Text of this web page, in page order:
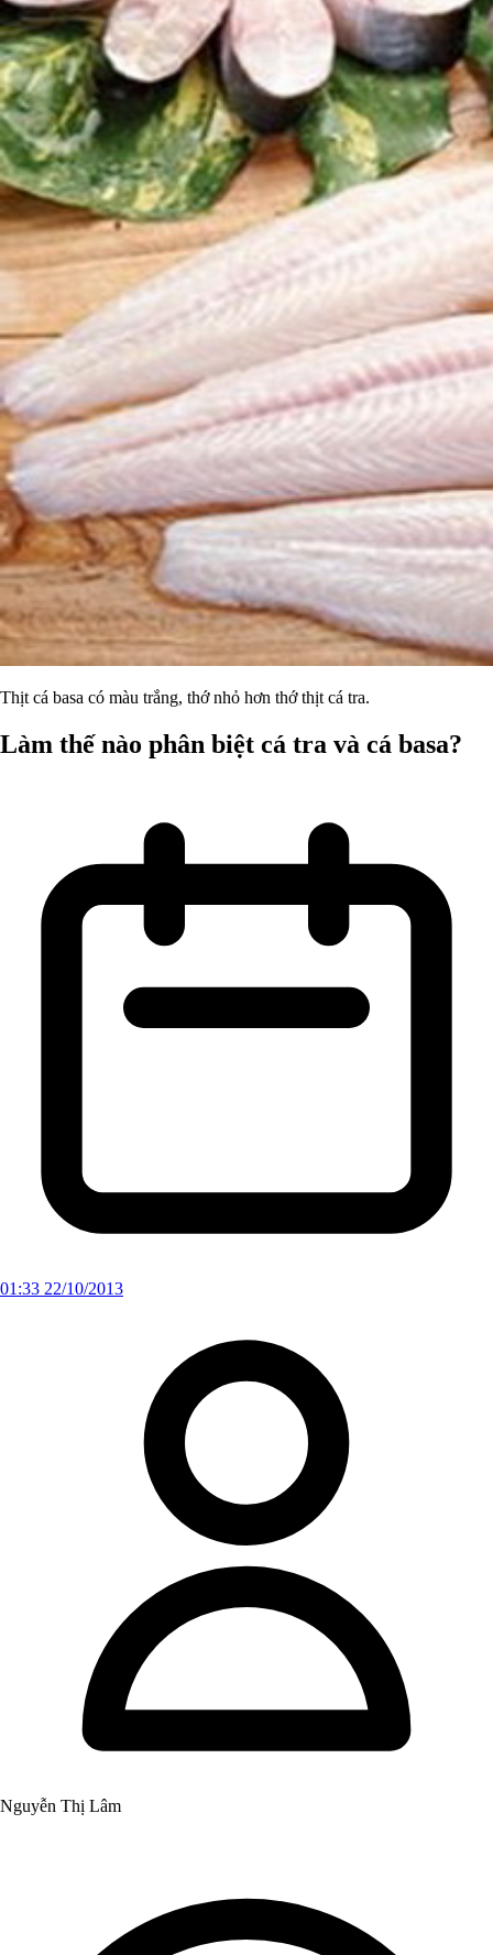
Thịt cá basa có màu trắng, thớ nhỏ hơn thớ thịt cá tra.
Làm thế nào phân biệt cá tra và cá basa?
01:33 22/10/2013
Nguyễn Thị Lâm